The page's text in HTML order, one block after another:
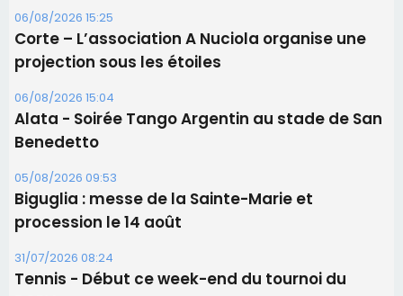
05/08/2026 09:53
Biguglia : messe de la Sainte-Marie et
procession le 14 août
31/07/2026 08:24
Tennis - Début ce week-end du tournoi du
RCPV
31/07/2026 08:22
82ème anniversaire de la disparition du
Commandant Antoine de Saint Exupery